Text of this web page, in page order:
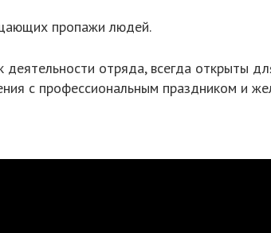
пропажи людей.
отряда, всегда открыты
с профессиональным праздником и